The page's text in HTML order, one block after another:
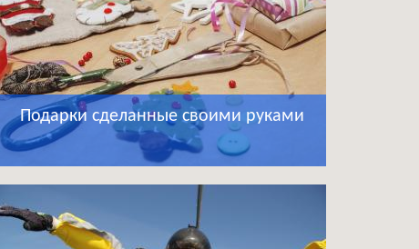
Подарки сделанные своими руками